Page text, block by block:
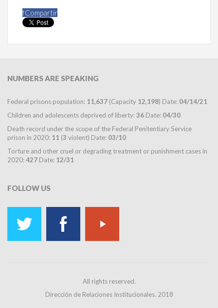
fCompartir
NUMBERS ARE SPEAKING
Federal prisons population: 11,637 (Capacity 12,198) Date: 04/14/21
Children and adolescents deprived of liberty:36 Date: 04/30
Death record under the scope of the Federal Penitentiary Service
prison in 2020: 11 (3 violent) Date: 03/10
Torture and other cruel or degrading treatment or punishment cases in
2020:427 Date: 12/31
FOLLOW US
All rights reserved.
Dirección de Relaciones Institucionales. 2018